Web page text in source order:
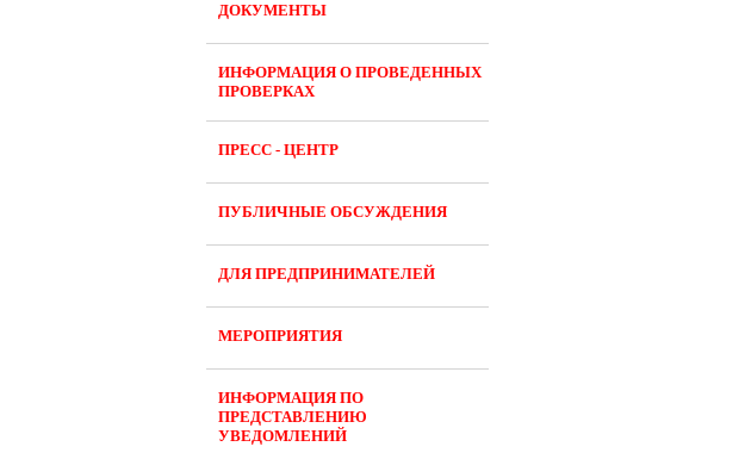
ДОКУМЕНТЫ
ИНФОРМАЦИЯ О ПРОВЕДЕННЫХ
ПРОВЕРКАХ
ПРЕСС - ЦЕНТР
ПУБЛИЧНЫЕ ОБСУЖДЕНИЯ
ДЛЯ ПРЕДПРИНИМАТЕЛЕЙ
МЕРОПРИЯТИЯ
ИНФОРМАЦИЯ ПО
ПРЕДСТАВЛЕНИЮ
УВЕДОМЛЕНИЙ